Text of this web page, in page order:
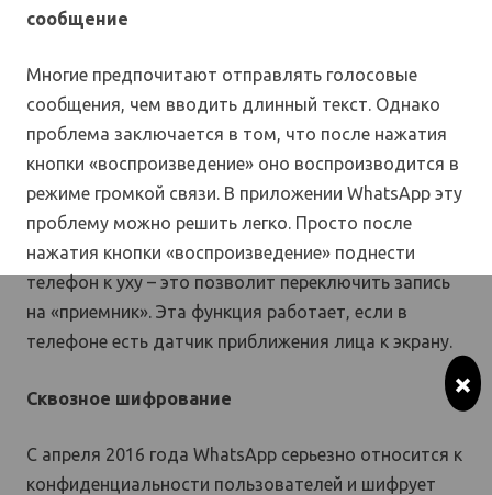
сообщение
Многие предпочитают отправлять голосовые
сообщения, чем вводить длинный текст. Однако
проблема заключается в том, что после нажатия
кнопки «воспроизведение» оно воспроизводится в
режиме громкой связи. В приложении WhatsApp эту
проблему можно решить легко. Просто после
нажатия кнопки «воспроизведение» поднести
телефон к уху – это позволит переключить запись
на «приемник». Эта функция работает, если в
телефоне есть датчик приближения лица к экрану.
Сквозное шифрование
С апреля 2016 года WhatsApp серьезно относится к
конфиденциальности пользователей и шифрует
×